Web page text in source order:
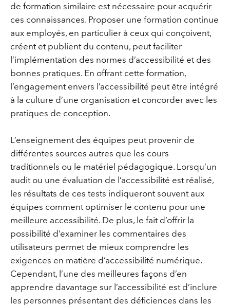
de formation similaire est nécessaire pour acquérir
ces connaissances. Proposer une formation continue
aux employés, en particulier à ceux qui conçoivent,
créent et publient du contenu, peut faciliter
l’implémentation des normes d’accessibilité et des
bonnes pratiques. En offrant cette formation,
l’engagement envers l’accessibilité peut être intégré
à la culture d’une organisation et concorder avec les
pratiques de conception.
L’enseignement des équipes peut provenir de
différentes sources autres que les cours
traditionnels ou le matériel pédagogique. Lorsqu’un
audit ou une évaluation de l’accessibilité est réalisé,
les résultats de ces tests indiqueront souvent aux
équipes comment optimiser le contenu pour une
meilleure accessibilité. De plus, le fait d’offrir la
possibilité d’examiner les commentaires des
utilisateurs permet de mieux comprendre les
exigences en matière d’accessibilité numérique.
Cependant, l’une des meilleures façons d’en
apprendre davantage sur l’accessibilité est d’inclure
les personnes présentant des déficiences dans les